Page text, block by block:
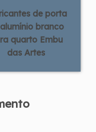
de porta
branco
quarto Embu
das Artes